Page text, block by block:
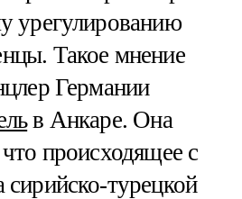
урегулированию
Такое мнение
Германии
в Анкаре. Она
происходящее с
турецкой